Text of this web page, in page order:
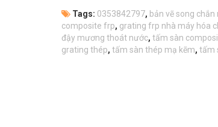
Tags: 0353842797, bản vẽ song chắn
composite frp, grating frp nhà máy hóa
đậy mương thoát nước, tấm sàn
grating thép, tấm sàn thép mạ kẽm, tấm